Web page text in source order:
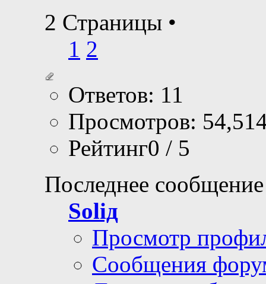
2 Страницы •
1 2
Ответов: 11
Просмотров:
Рейтинг0 / 5
Последнее
Soliд
Просмотр
Сообщения